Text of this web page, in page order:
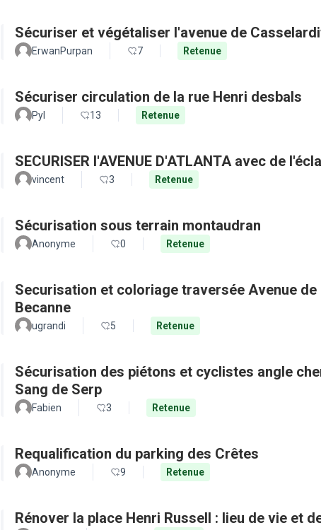
Sécuriser et végétaliser l'avenue de
ErwanPurpan 7 Retenue
Sécuriser circulation de la rue Henri desbals
Pyl 13 Retenue
SECURISER
vincent 3 Retenue
Sécurisation sous terrain montaudran
Anonyme 0 Retenue
Securisation et coloriage traversée Avenue
Becanne
ugrandi 5 Retenue
Sécurisation des piétons et cyclistes angle
Sang de Serp
Fabien 3 Retenue
Requalification du parking des Crêtes
Anonyme 9 Retenue
Rénover la place Henri Russell : lieu de vie et